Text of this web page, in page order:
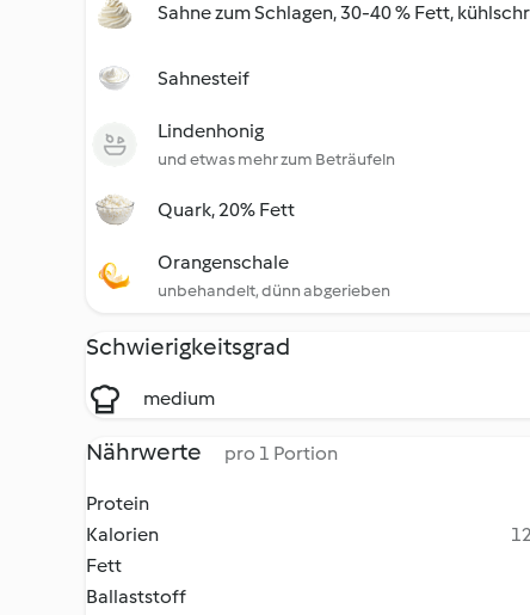
Sahne zum Schlagen, 30-40 % Fett,
Sahnesteif
Lindenhonig
und etwas mehr zum Beträufeln
Quark, 20% Fett
Orangenschale
unbehandelt, dünn abgerieben
Schwierigkeitsgrad
medium
Nährwerte pro 1 Portion
Protein
Kalorien
Fett
Ballaststoff